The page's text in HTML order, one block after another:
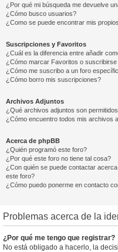
¿Por qué mi búsqueda me devuelve
¿Cómo busco usuarios?
¿Como se puede encontrar mis
Suscripciones y Favoritos
¿Cuál es la diferencia entre añadir
¿Cómo marcar Favoritos o
¿Cómo me suscribo a un foro
¿Cómo borro mis suscripciones?
Archivos Adjuntos
¿Qué archivos adjuntos son
¿Cómo encuentro todos mis archivos
Acerca de phpBB
¿Quién programó este foro?
¿Por qué este foro no tiene tal cosa?
¿Con quién se puede contactar
este foro?
¿Cómo puedo ponerme en contacto
Problemas acerca de la
¿Por qué me tengo que registrar?
No está obligado a hacerlo, la